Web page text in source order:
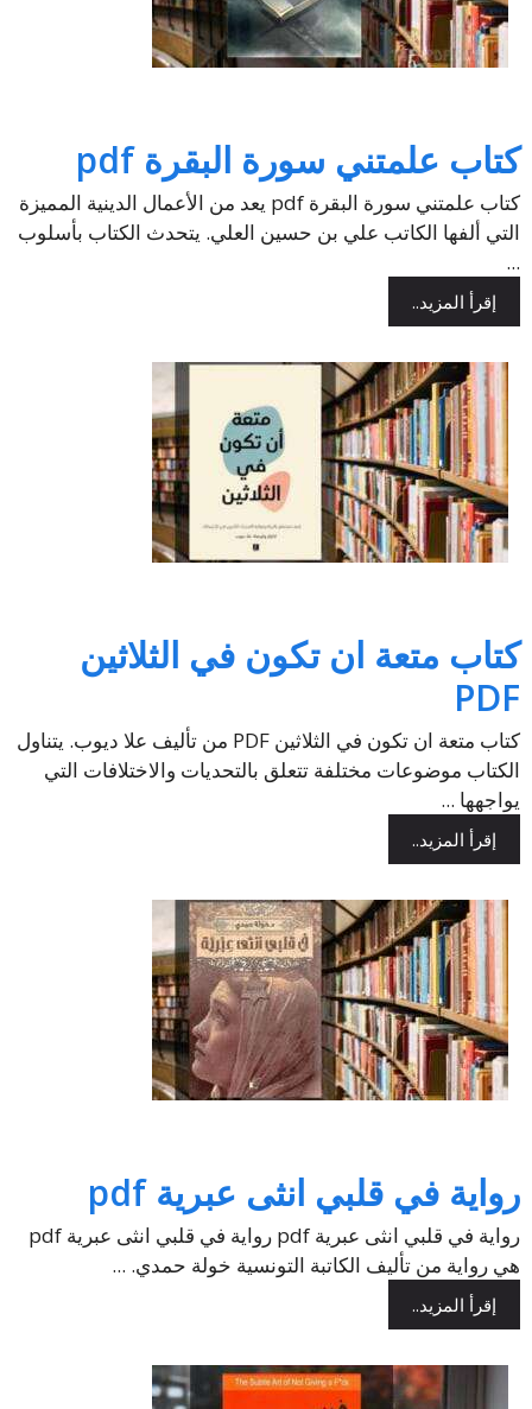
كتاب علمتني سورة البقرة pdf
كتاب علمتني سورة البقرة pdf يعد من الأعمال الدينية المميزة
التي ألفها الكاتب علي بن حسين العلي. يتحدث الكتاب بأسلوب
...
إقرأ المزيد..
كتاب متعة ان تكون في الثلاثين
PDF
كتاب متعة ان تكون في الثلاثين PDF من تأليف علا ديوب. يتناول
الكتاب موضوعات مختلفة تتعلق بالتحديات والاختلافات التي
يواجهها ...
إقرأ المزيد..
رواية في قلبي انثى عبرية pdf
رواية في قلبي انثى عبرية pdf رواية في قلبي انثى عبرية pdf
هي رواية من تأليف الكاتبة التونسية خولة حمدي. ...
إقرأ المزيد..